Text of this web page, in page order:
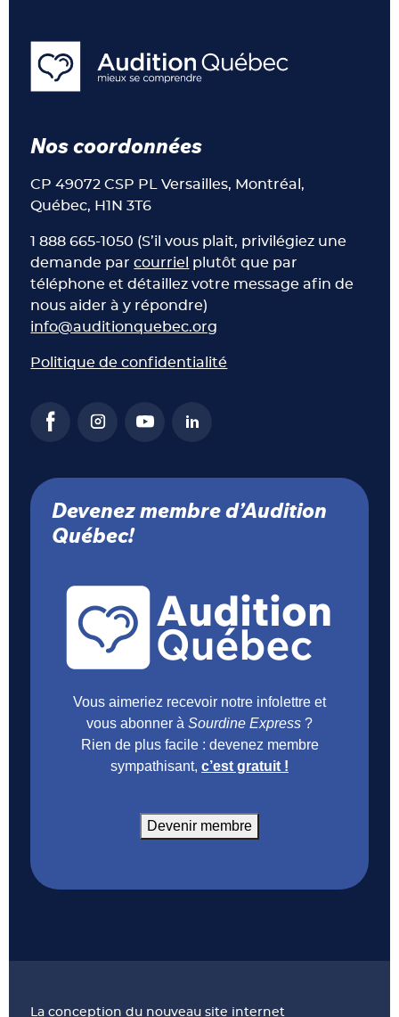
Nos coordonnées
CP 49072 CSP PL Versailles, Montréal,
Québec, H1N 3T6
1 888 665-1050 (S’il vous plait, privilégiez une
demande parcourriel plutôt que par
téléphone et détaillez votre message afin de
nous aider à y répondre)
info@auditionquebec.org
Politique de confidentialité
Devenez membre d’Audition
Québec!
Vous aimeriez recevoir notre infolettre et
vous abonner à Sourdine Express ?
Rien de plus facile : devenez membre
sympathisant, c’est gratuit !
Devenir membre
La conception du nouveau site internet